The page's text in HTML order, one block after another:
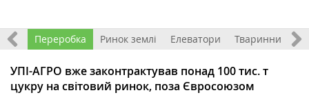
Переробка Ринок землі Елеватори Тваринництво
УПІ-АГРО вже законтрактував понад 100 тис. т
цукру на світовий ринок, поза Євросоюзом